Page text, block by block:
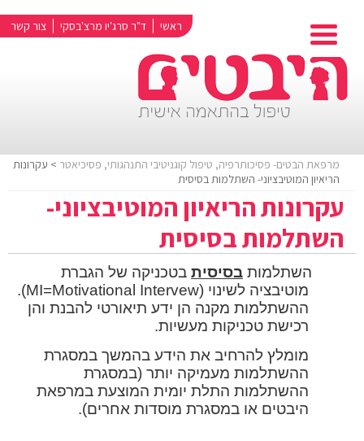
ראשי ד"ר סרג'יו מרצ'בסקי צור קשר
מרפאת הבטים- פסיכותרפיה, טיפול קוגניטיבי התנהגותי, פסיכיאטר > עקרונות
הריאיון המוטיבציוני- השתלמות בסיסית
עקרונות הריאיון המוטיבציוני-
השתלמות בסיסית
השתלמות בסיסית בטכניקה של הגברת
מוטיבציה לשינוי (MI=Motivational Intervew
).
ההשתלמות מקנה הן ידע תיאורטי להבנת והן
רכישת טכניקות מעשיות.
מומלץ להרחיב את הידע בהמשך במסגרת
ההשתלמות מעמיקה יותר (במסגרת
ההשתלמות התלת יומית המוצעת במרפאת
היבטים או במסגרת מוסדות אחרים).